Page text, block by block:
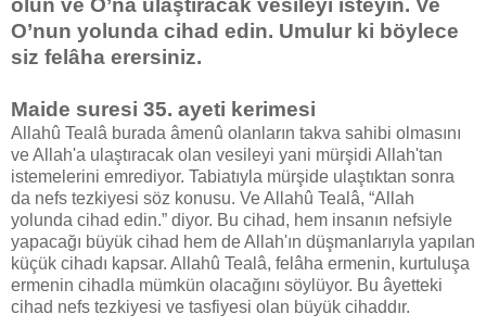
olun ve O’na ulaştıracak vesileyi isteyin. Ve
O’nun yolunda cihad edin. Umulur ki böylece
siz felâha erersiniz.
Maide suresi 35. ayeti kerimesi
Allahû Tealâ burada âmenû olanların takva sahibi olmasını
ve Allah'a ulaştıracak olan vesileyi yani mürşidi Allah'tan
istemelerini emrediyor. Tabiatıyla mürşide ulaştıktan sonra
da nefs tezkiyesi söz konusu. Ve Allahû Tealâ, “Allah
yolunda cihad edin.” diyor. Bu cihad, hem insanın nefsiyle
yapacağı büyük cihad hem de Allah'ın düşmanlarıyla yapılan
küçük cihadı kapsar. Allahû Tealâ, felâha ermenin, kurtuluşa
ermenin cihadla mümkün olacağını söylüyor. Bu âyetteki
cihad nefs tezkiyesi ve tasfiyesi olan büyük cihaddır.